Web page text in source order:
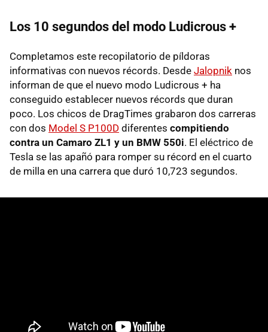
Los 10 segundos del modo Ludicrous +
Completamos este recopilatorio de píldoras
informativas con nuevos récords. Desde Jalopnik nos
informan de que el nuevo modo Ludicrous + ha
conseguido establecer nuevos récords que duran
poco. Los chicos de DragTimes grabaron dos carreras
con dos Model S P100D diferentes compitiendo
contra un Camaro ZL1 y un BMW 550i. El eléctrico de
Tesla se las apañó para romper su récord en el cuarto
de milla en una carrera que duró 10,723 segundos.